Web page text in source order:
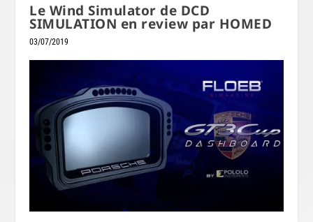
Le Wind Simulator de DCD
SIMULATION en review par HOMED
03/07/2019